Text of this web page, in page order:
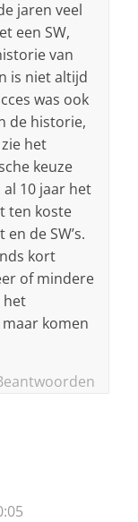
jaren veel
een SW,
van
is niet altijd
was ook
de historie,
het
keuze
10 jaar het
ten koste
de SW’s.
kort
of mindere
het
komen